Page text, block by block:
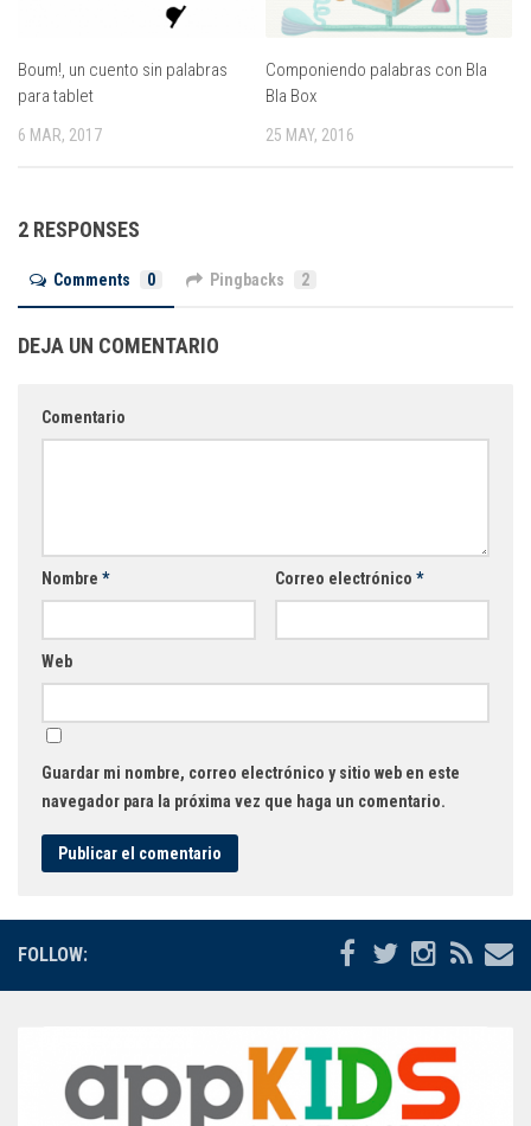
Boum!, un cuento sin palabras
para tablet
6 MAR, 2017
Componiendo palabras con Bla
Bla Box
25 MAY, 2016
2 RESPONSES
Comments 0 Pingbacks 2
DEJA UN COMENTARIO
Comentario
Nombre * Correo electrónico *
Web
Guardar mi nombre, correo electrónico y sitio web en este
navegador para la próxima vez que haga un comentario.
FOLLOW: